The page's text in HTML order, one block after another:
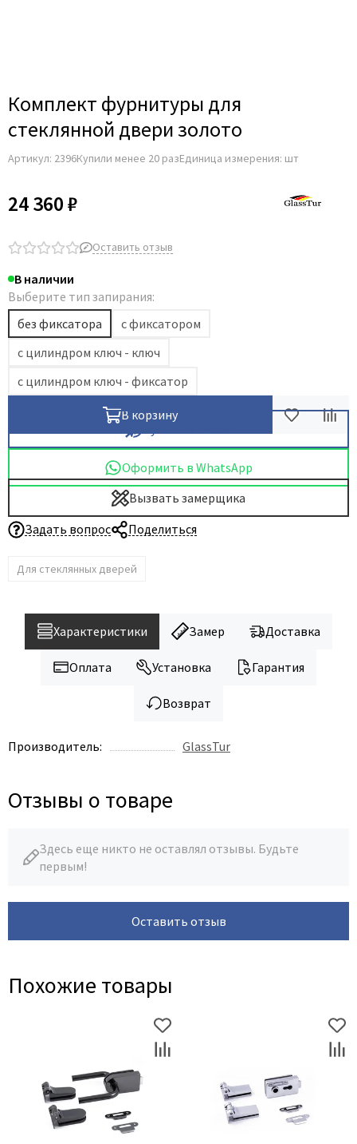
Комплект фурнитуры для
стеклянной двери золото
Артикул: 2396Купили менее 20 разЕдиница измерения: шт
24 360 ₽
Оставить отзыв
В наличии
Выберите тип запирания:
без фиксатора
с фиксатором
с цилиндром ключ - ключ
с цилиндром ключ - фиксатор
В корзину
Оформить в WhatsApp
Вызвать замерщика
Задать вопрос
Поделиться
Для стеклянных дверей
Характеристики Замер Доставка
Оплата Установка Гарантия
Возврат
Производитель: GlassTur
Отзывы о товаре
Здесь еще никто не оставлял отзывы. Будьте
первым!
Оставить отзыв
Похожие товары